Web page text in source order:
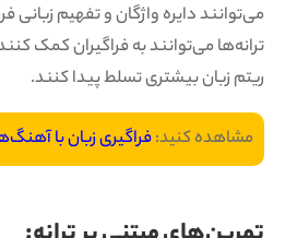
می‌توانند دایره واژگان و تفهیم زبانی
ترانه‌ها می‌توانند به فراگیران کمک
ریتم زبان بیشتری تسلط پیدا کنند.
مشاهده کنید:فراگیری زبان با